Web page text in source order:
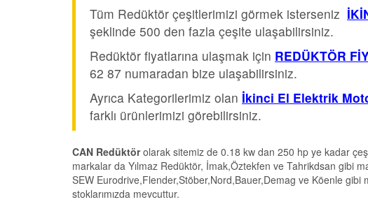
Tüm Redüktör çeşitlerimizi görmek isterseniz
şeklinde 500 den fazla çeşite ulaşabilirsiniz.
Redüktör fiyatlarına ulaşmak için REDÜKTÖR
62 87 numaradan bize ulaşabilirsiniz.
Ayrıca Kategorilerimiz olan İkinci El Elektrik
farklı ürünlerimizi görebilirsiniz.
CAN Redüktörolarak sitemiz de 0.18 kw dan 250 hp ye kadar
markalar da Yılmaz Redüktör, İmak,Öztekfen ve Tahrikdsan gibi
SEW Eurodrive,Flender,Stöber,Nord,Bauer,Demag ve Köenle
stoklarımızda mevcuttur.